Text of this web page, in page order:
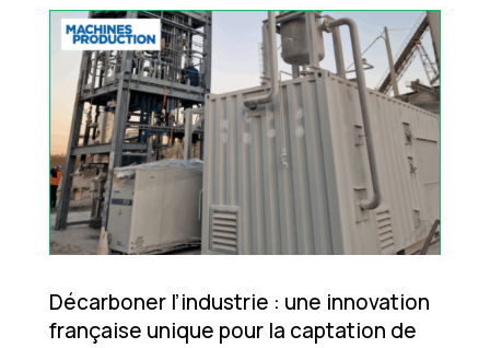
Décarboner l’industrie : une innovation
française unique pour la captation de